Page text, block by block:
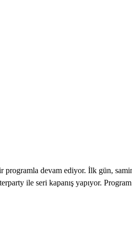
programla devam ediyor. İlk gün,
ile seri kapanış yapıyor.